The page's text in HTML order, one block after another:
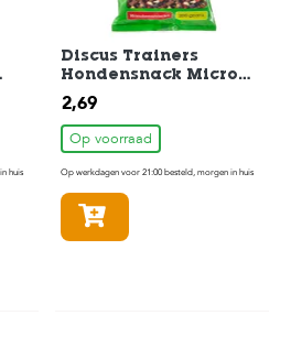
huis
Discus Trainers
Hondensnack Micro
Mix 200 gram
2,69
Op voorraad
Op werkdagen voor 21:00 besteld, morgen in huis